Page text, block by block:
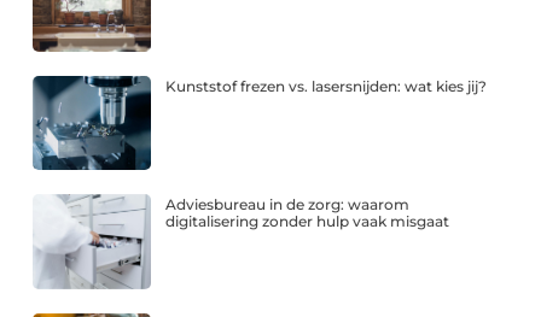
Kunststof frezen vs. lasersnijden: wat kies jij?
Adviesbureau in de zorg: waarom
digitalisering zonder hulp vaak misgaat